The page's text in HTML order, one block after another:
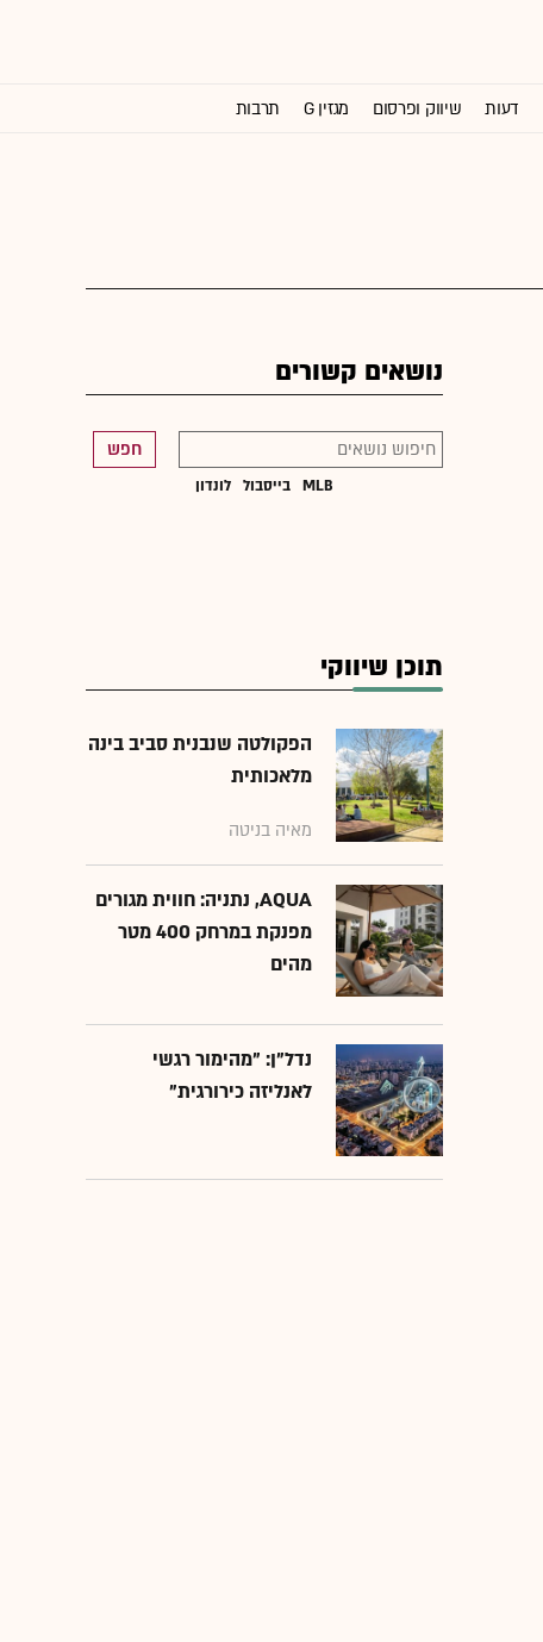
דעות שיווק ופרסום מגזין G תרבות
נושאים קשורים
חפש
MLB בייסבול לונדון
תוכן שיווקי
הפקולטה שנבנית סביב בינה
מלאכותית
מאיה בניטה
AQUA, נתניה: חווית מגורים
מפנקת במרחק 400 מטר
מהים
נדל"ן: "מהימור רגשי
לאנליזה כירורגית"